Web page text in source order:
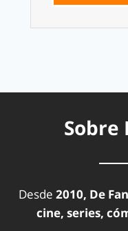
Sobre
Desde 2010, De
cine, series,